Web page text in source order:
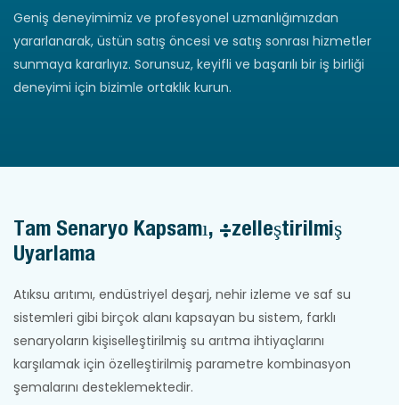
Geniş deneyimimiz ve profesyonel uzmanlığımızdan
yararlanarak, üstün satış öncesi ve satış sonrası hizmetler
sunmaya kararlıyız. Sorunsuz, keyifli ve başarılı bir iş birliği
deneyimi için bizimle ortaklık kurun.
Tam Senaryo Kapsamı, Özelleştirilmiş
Uyarlama
Atıksu arıtımı, endüstriyel deşarj, nehir izleme ve saf su
sistemleri gibi birçok alanı kapsayan bu sistem, farklı
senaryoların kişiselleştirilmiş su arıtma ihtiyaçlarını
karşılamak için özelleştirilmiş parametre kombinasyon
şemalarını desteklemektedir.